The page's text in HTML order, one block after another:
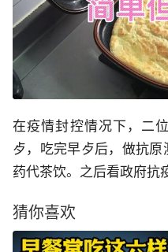
在疫情封控情况下，二
歺，吃完早歺后，做抗
药代茶饮。之后看政府抗
猜你喜欢